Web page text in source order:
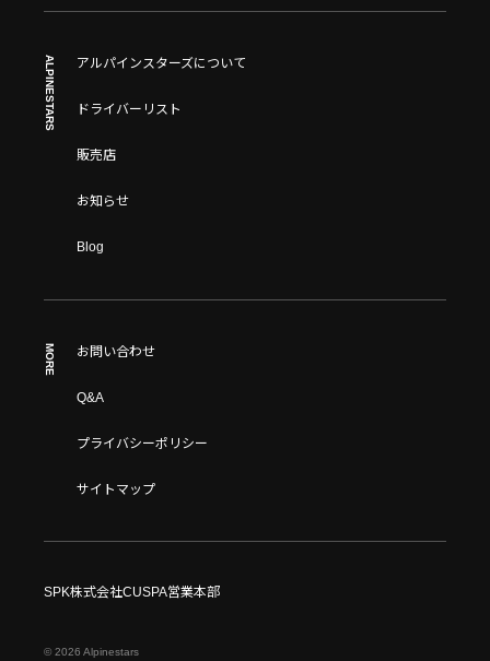
ALPINESTARS アルパインスターズについて
ドライバーリスト
販売店
お知らせ
Blog
MORE お問い合わせ
Q&A
プライバシーポリシー
サイトマップ
SPK株式会社CUSPA営業本部
© 2026 Alpinestars